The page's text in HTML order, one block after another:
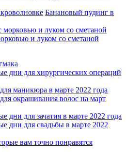
Банановый пудинг в
и луком со сметаной
дни для хирургических операций
маникюра в марте 2022 года
окрашивания волос на март
дни для зачатия в марте 2022 года
дни для свадьбы в марте 2022
вам точно понравятся